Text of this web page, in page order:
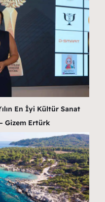
En İyi Kültür Sanat
Gizem Ertürk